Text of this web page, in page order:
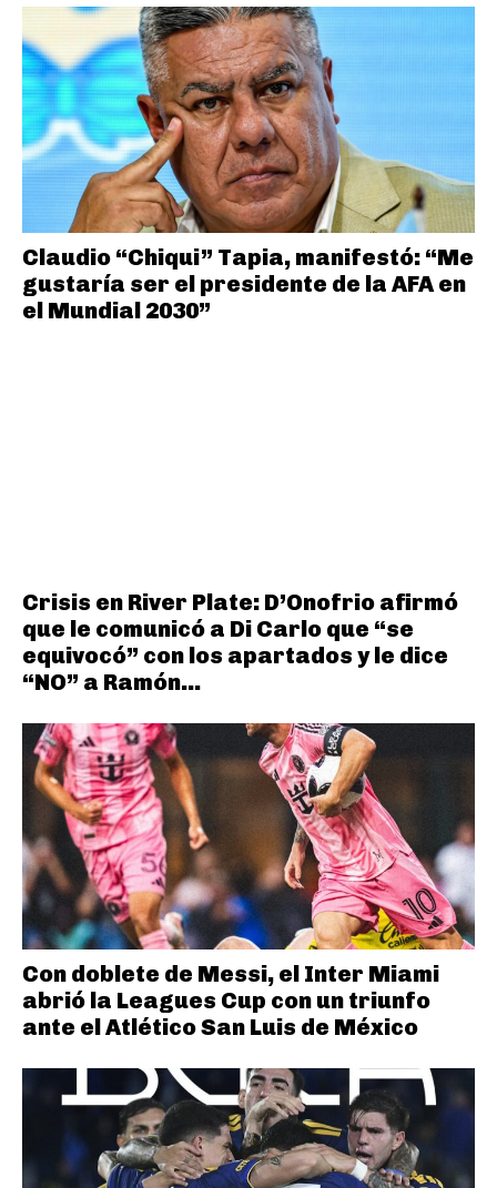
Claudio “Chiqui” Tapia, manifestó: “Me
gustaría ser el presidente de la AFA en
el Mundial 2030”
Crisis en River Plate: D’Onofrio afirmó
que le comunicó a Di Carlo que “se
equivocó” con los apartados y le dice
“NO” a Ramón...
Con doblete de Messi, el Inter Miami
abrió la Leagues Cup con un triunfo
ante el Atlético San Luis de México